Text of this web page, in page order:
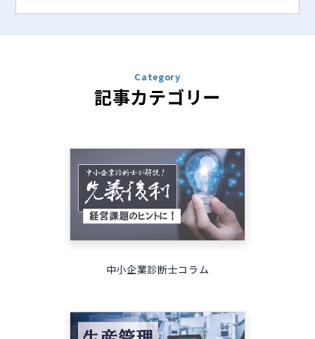
記事カテゴリー
Category
中小企業診断士コラム